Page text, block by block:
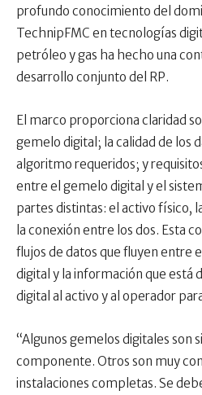
profundo conocimiento del
TechnipFMC en tecnologías
petróleo y gas ha hecho una
desarrollo conjunto del RP.
El marco proporciona claridad
gemelo digital; la calidad de los
algoritmo requeridos; y
entre el gemelo digital y el
partes distintas: el activo físico,
la conexión entre los dos. Esta
flujos de datos que fluyen entre
digital y la información que está
digital al activo y al operador
“Algunos gemelos digitales son
componente. Otros son muy
instalaciones completas. Se